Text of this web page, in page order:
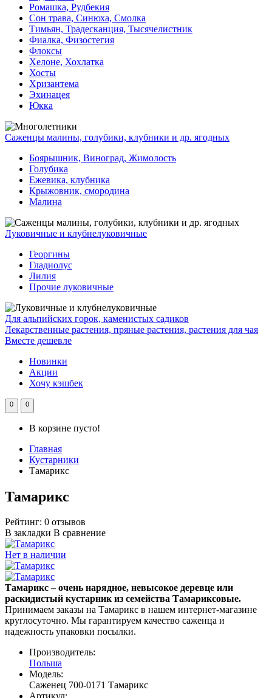
Ромашка, Рудбекия
Сон трава, Синюха, Смолка
Тимьян, Традесканция, Тысячелистник
Фиалка, Физостегия
Флоксы
Хелоне, Хохлатка
Хосты
Хризантема
Эхинацея
Юкка
Саженцы малины, голубики, клубники и др. ягодных
Боярышник, Виноград, Жимолость
Голубика
Ежевика, клубника
Крыжовник, смородина
Малина
Луковичные и клубнелуковичные
Георгины
Гладиолус
Лилия
Прочие луковичные
Для альпийских горок, каменистых садиков
Лекарственные растения, пряные растения, растения для чая
Вместе дешевле
Новинки
Акции
Хочу кэшбек
0 0
В корзине пусто!
Главная
Кустарники
Тамарикс
Тамарикс
Рейтинг: 0 отзывов
В закладки В сравнение
Нет в наличии
Тамарикс – очень нарядное, невысокое деревце или
раскидистый кустарник из семейства Тамариксовые.
Принимаем заказы на Тамарикс в нашем интернет-магазине
круглосуточно. Мы гарантируем качество саженца и
надежность упаковки посылки.
Производитель:
Польша
Модель:
Саженец 700-0171 Тамарикс